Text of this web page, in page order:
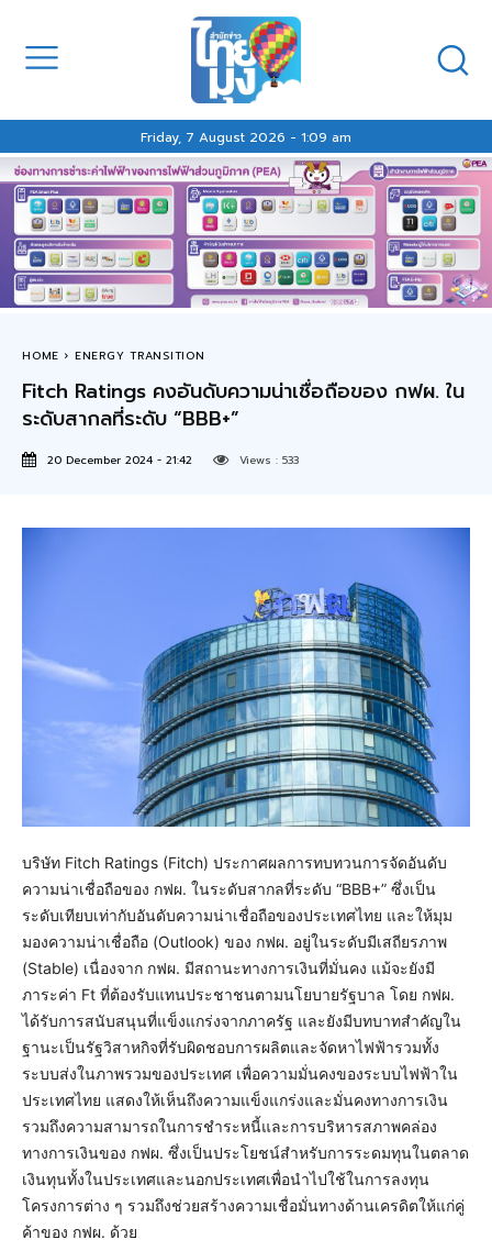
Friday, 7 August 2026 - 1:09 am
HOME ENERGY TRANSITION
Fitch Ratings คงอันดับความน่าเชื่อถือของ กฟผ. ใน
ระดับสากลที่ระดับ “BBB+”
20 December 2024 - 21:42 Views : 533
บริษัท Fitch Ratings (Fitch) ประกาศผลการทบทวนการจัดอันดับ
ความน่าเชื่อถือของ กฟผ. ในระดับสากลที่ระดับ “BBB+” ซึ่งเป็น
ระดับเทียบเท่ากับอันดับความน่าเชื่อถือของประเทศไทย และให้มุม
มองความน่าเชื่อถือ (Outlook) ของ กฟผ. อยู่ในระดับมีเสถียรภาพ
(Stable) เนื่องจาก กฟผ. มีสถานะทางการเงินที่มั่นคง แม้จะยังมี
ภาระค่า Ft ที่ต้องรับแทนประชาชนตามนโยบายรัฐบาล โดย กฟผ.
ได้รับการสนับสนุนที่แข็งแกร่งจากภาครัฐ และยังมีบทบาทสำคัญใน
ฐานะเป็นรัฐวิสาหกิจที่รับผิดชอบการผลิตและจัดหาไฟฟ้ารวมทั้ง
ระบบส่งในภาพรวมของประเทศ เพื่อความมั่นคงของระบบไฟฟ้าใน
ประเทศไทย แสดงให้เห็นถึงความแข็งแกร่งและมั่นคงทางการเงิน
รวมถึงความสามารถในการชำระหนี้และการบริหารสภาพคล่อง
ทางการเงินของ กฟผ. ซึ่งเป็นประโยชน์สำหรับการระดมทุนในตลาด
เงินทุนทั้งในประเทศและนอกประเทศเพื่อนำไปใช้ในการลงทุน
โครงการต่าง ๆ รวมถึงช่วยสร้างความเชื่อมั่นทางด้านเครดิตให้แก่คู่
ค้าของ กฟผ. ด้วย